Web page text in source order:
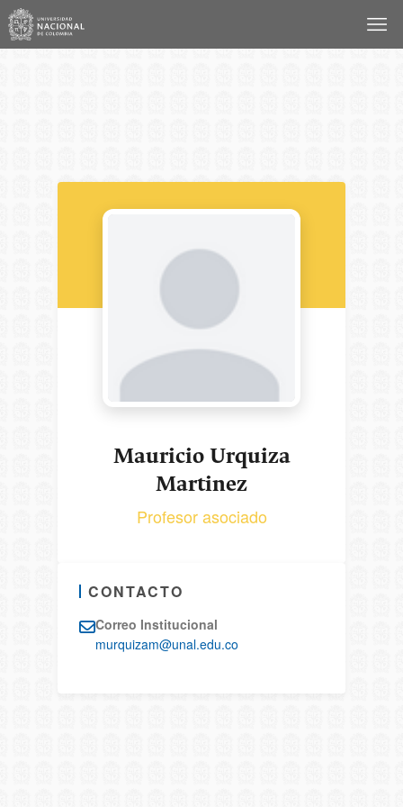
Mauricio Urquiza
Martinez
Profesor asociado
CONTACTO
Correo Institucional
murquizam@unal.edu.co